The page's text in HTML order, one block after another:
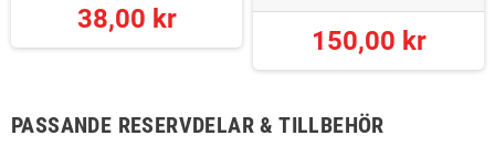
38,00 kr
150,00 kr
PASSANDE RESERVDELAR & TILLBEHÖR